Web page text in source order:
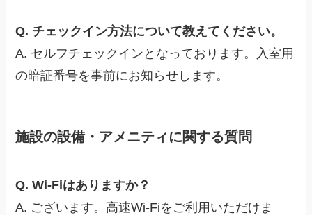
Q. チェックイン方法について教えてください。
A. セルフチェックインとなっております。入室用
の暗証番号を事前にお知らせします。
施設の設備・アメニティに関する質問
Q. Wi-Fiはありますか？
A. ございます。高速Wi-Fiをご利用いただけま